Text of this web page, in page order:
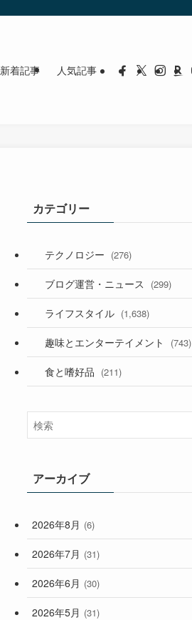
新着記事 人気記事
カテゴリー
テクノロジー (276)
(36)
(187)
(53)
ブログ運営・ニュース (299)
(118)
(181)
ライフスタイル (1,638)
(394)
(282)
(33)
(248)
趣味とエンターテイメント (743)
(56)
食と嗜好品 (211)
アーカイブ
2026年8月 (6)
2026年7月 (31)
2026年6月 (30)
2026年5月 (31)